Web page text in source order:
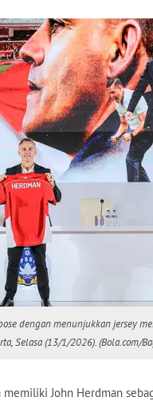
dengan menunjukkan jersey
Selasa (13/1/2026). (Bola.com/
John Herdman